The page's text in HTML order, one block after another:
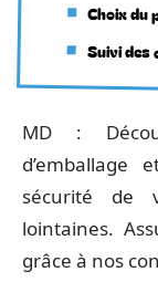
Choix du
Suivi des
MD :
sécurité de
lointaines.
grâce à nos